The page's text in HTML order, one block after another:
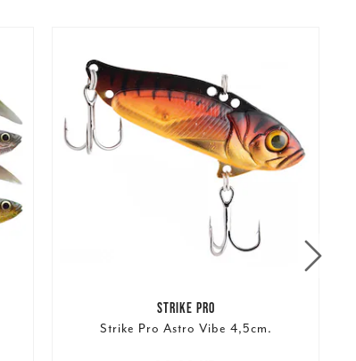
STRIKE PRO
Strike Pro Astro Vibe 4,5cm.